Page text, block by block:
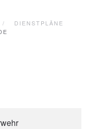
DIENSTPLÄNE